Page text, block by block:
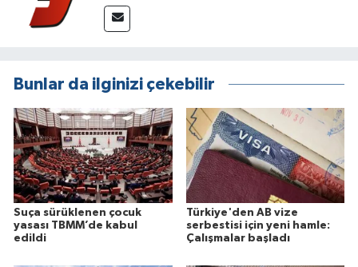
Bunlar da ilginizi çekebilir
Suça sürüklenen çocuk
yasası TBMM’de kabul
edildi
Türkiye'den AB vize
serbestisi için yeni hamle:
Çalışmalar başladı